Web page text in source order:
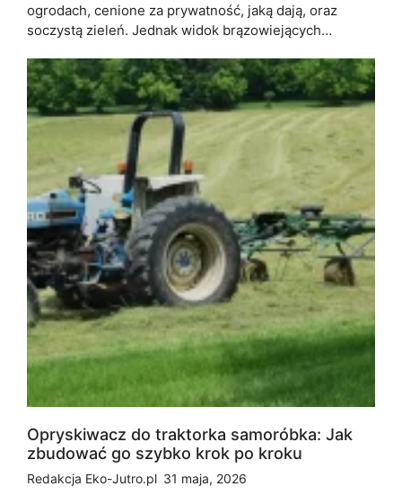
ogrodach, cenione za prywatność, jaką dają, oraz
soczystą zieleń. Jednak widok brązowiejących…
Opryskiwacz do traktorka samoróbka: Jak
zbudować go szybko krok po kroku
Redakcja Eko-Jutro.pl 31 maja, 2026